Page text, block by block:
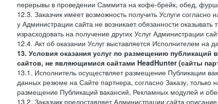
перерывы в проведении Саммита на кофе-брейк, обед,
12.3. Заказчик имеет возможность получить Услуги
у Администрации сайта не возникает обязанности
израсходовать на получение других Услуг Администрации
12.4. Акт об оказании Услуг выставляется Исполнителем на
13. Условия оказания услуг по размещению
сайтов, не являющимися сайтами HeadHunter (сайты
13.1. Исполнитель осуществляет размещение Публикации
данных резюме на Сайте партнера, согласно Заказу, только
размещение Публикаций вакансий, Рекламных модулей и
13.2. Заказчик предоставляет Администрации сайта